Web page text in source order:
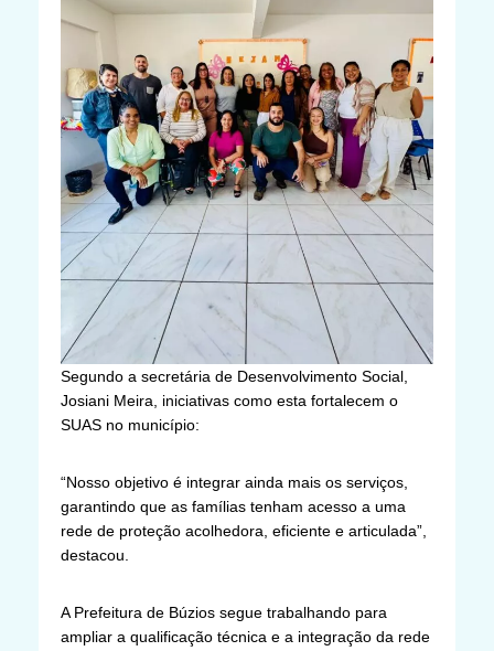
Segundo a secretária de Desenvolvimento Social,
Josiani Meira, iniciativas como esta fortalecem o
SUAS no município:
“Nosso objetivo é integrar ainda mais os serviços,
garantindo que as famílias tenham acesso a uma
rede de proteção acolhedora, eficiente e articulada”,
destacou.
A Prefeitura de Búzios segue trabalhando para
ampliar a qualificação técnica e a integração da rede